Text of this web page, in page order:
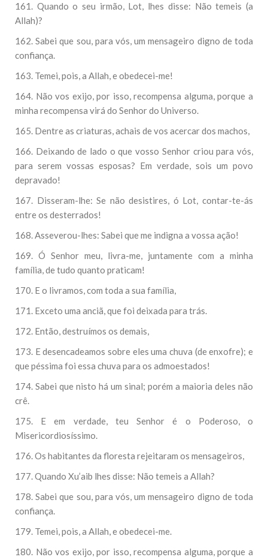
161. Quando o seu irmão, Lot, lhes disse: Não temeis (a
Allah)?
162. Sabei que sou, para vós, um mensageiro digno de toda
confiança.
163. Temei, pois, a Allah, e obedecei-me!
164. Não vos exijo, por isso, recompensa alguma, porque a
minha recompensa virá do Senhor do Universo.
165. Dentre as criaturas, achais de vos acercar dos machos,
166. Deixando de lado o que vosso Senhor criou para vós,
para serem vossas esposas? Em verdade, sois um povo
depravado!
167. Disseram-lhe: Se não desistires, ó Lot, contar-te-ás
entre os desterrados!
168. Asseverou-lhes: Sabei que me indigna a vossa ação!
169. Ó Senhor meu, livra-me, juntamente com a minha
família, de tudo quanto praticam!
170. E o livramos, com toda a sua família,
171. Exceto uma anciã, que foi deixada para trás.
172. Então, destruímos os demais,
173. E desencadeamos sobre eles uma chuva (de enxofre); e
que péssima foi essa chuva para os admoestados!
174. Sabei que nisto há um sinal; porém a maioria deles não
crê.
175. E em verdade, teu Senhor é o Poderoso, o
Misericordiosíssimo.
176. Os habitantes da floresta rejeitaram os mensageiros,
177. Quando Xu’aib lhes disse: Não temeis a Allah?
178. Sabei que sou, para vós, um mensageiro digno de toda
confiança.
179. Temei, pois, a Allah, e obedecei-me.
180. Não vos exijo, por isso, recompensa alguma, porque a